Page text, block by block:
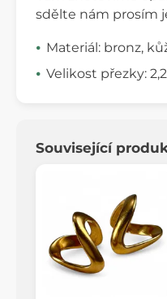
sdělte nám prosím
Materiál: bronz,
Velikost přezky:
Související